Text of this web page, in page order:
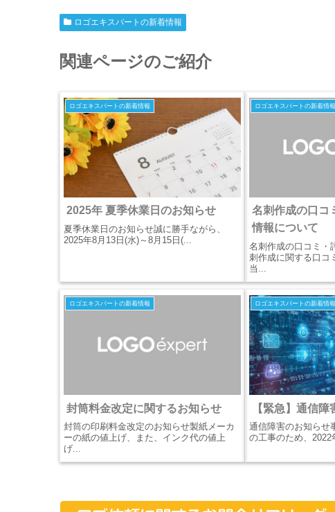
ロゴエキスパートの新着情報
関連ページのご紹介
ロゴエキスパートの新着情報
2025年 夏季休業日のお知らせ
夏季休業日のお知らせ誠に勝手ながら、
2025年8月13日(水)～8月15日(...
ロゴエキスパートの新着情報
名刺作成の口コ
情報について
名刺作成の口コミ・
刺作成に関する口コ
当...
ロゴエキスパートの新着情報
封筒料金改定に関するお知らせ
封筒の印刷料金改定のお知らせ製紙メーカ
ーの紙の値上げ、また、インク代の値上
げ...
ロゴエキスパートの新着情報
【緊急】通信
通信障害のお知らせ
の工事のため、2022